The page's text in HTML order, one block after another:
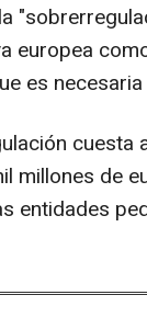
europea
es
cuesta
millones de
entidades